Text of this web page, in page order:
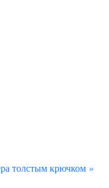
толстым крючком